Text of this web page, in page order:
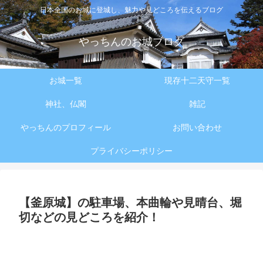
日本全国のお城に登城し、魅力や見どころを伝えるブログ
やっちんのお城ブログ
お城一覧 現存十二天守一覧
神社、仏閣 雑記
やっちんのプロフィール お問い合わせ
プライバシーポリシー
【釜原城】の駐車場、本曲輪や見晴台、堀
切などの見どころを紹介！